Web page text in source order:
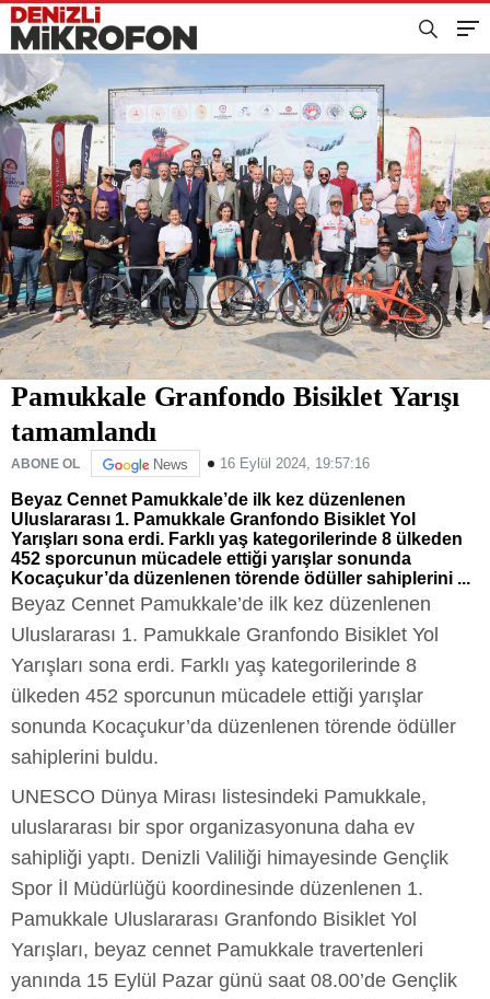
Pamukkale Granfondo Bisiklet Yarışı
tamamlandı
ABONE OL News 16 Eylül 2024, 19:57:16
Beyaz Cennet Pamukkale’de ilk kez düzenlenen
Uluslararası 1. Pamukkale Granfondo Bisiklet Yol
Yarışları sona erdi. Farklı yaş kategorilerinde 8 ülkeden
452 sporcunun mücadele ettiği yarışlar sonunda
Kocaçukur’da düzenlenen törende ödüller sahiplerini ...
Beyaz Cennet Pamukkale’de ilk kez düzenlenen
Uluslararası 1. Pamukkale Granfondo Bisiklet Yol
Yarışları sona erdi. Farklı yaş kategorilerinde 8
ülkeden 452 sporcunun mücadele ettiği yarışlar
sonunda Kocaçukur’da düzenlenen törende ödüller
sahiplerini buldu.
UNESCO Dünya Mirası listesindeki Pamukkale,
uluslararası bir spor organizasyonuna daha ev
sahipliği yaptı. Denizli Valiliği himayesinde Gençlik
Spor İl Müdürlüğü koordinesinde düzenlenen 1.
Pamukkale Uluslararası Granfondo Bisiklet Yol
Yarışları, beyaz cennet Pamukkale travertenleri
yanında 15 Eylül Pazar günü saat 08.00’de Gençlik